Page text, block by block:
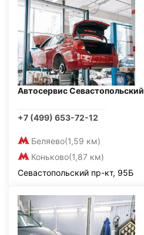
Автосервис Севастопольский
+7 (499) 653-72-12
Беляево(1,59 км)
Коньково(1,87 км)
Севастопольский пр-кт, 95Б